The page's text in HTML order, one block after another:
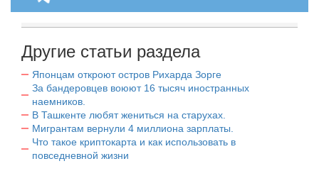
Другие статьи раздела
Японцам откроют остров Рихарда Зорге
За бандеровцев воюют 16 тысяч иностранных
наемников.
В Ташкенте любят жениться на старухах.
Мигрантам вернули 4 миллиона зарплаты.
Что такое криптокарта и как использовать в
повседневной жизни